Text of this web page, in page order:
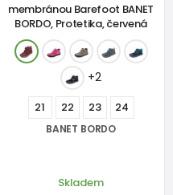
membránou Barefoot BANET
BORDO, Protetika, červená
+2
21 22 23 24
BANET BORDO
Skladem